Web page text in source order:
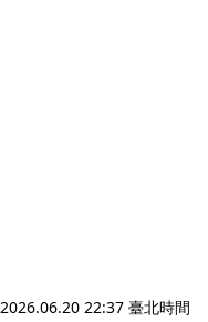
2026.06.20 22:37 臺北時間